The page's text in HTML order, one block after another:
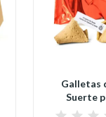
Galletas
Suerte